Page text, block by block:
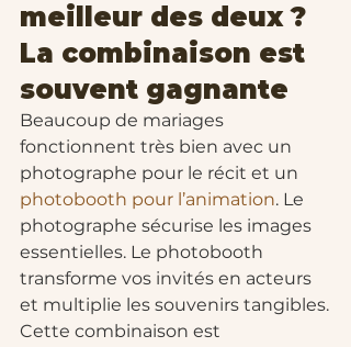
meilleur des deux ?
La combinaison est
souvent gagnante
Beaucoup de mariages
fonctionnent très bien avec un
photographe pour le récit et un
photobooth pour l’animation. Le
photographe sécurise les images
essentielles. Le photobooth
transforme vos invités en acteurs
et multiplie les souvenirs tangibles.
Cette combinaison est